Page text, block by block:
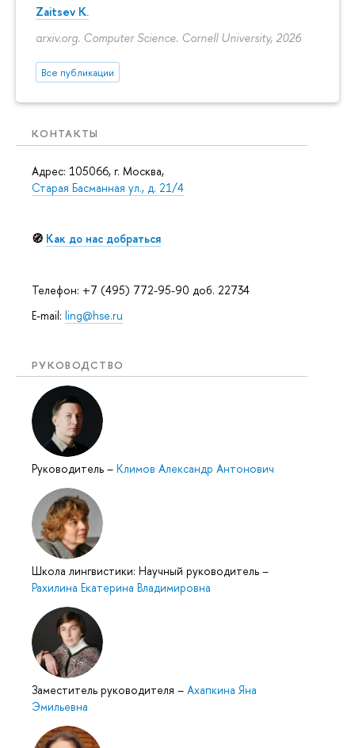
Zaitsev K.
arxiv.org. Computer Science. Cornell University, 2026
Все публикации
КОНТАКТЫ
Адрес: 105066, г. Москва,
Старая Басманная ул., д. 21/4
🧭 Как до нас добраться
Телефон: +7 (495) 772-95-90 доб. 22734
E-mail: ling@hse.ru
РУКОВОДСТВО
Руководитель – Климов Александр Антонович
Школа лингвистики: Научный руководитель –
Рахилина Екатерина Владимировна
Заместитель руководителя – Ахапкина Яна
Эмильевна